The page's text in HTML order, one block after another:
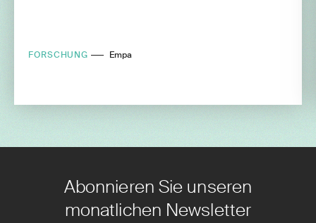
FORSCHUNG Empa
Abonnieren Sie unseren
monatlichen Newsletter